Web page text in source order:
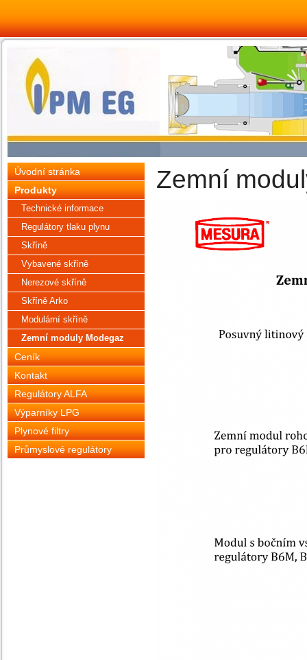
Úvodní stránka
Produkty
Technické informace
Regulátory tlaku plynu
Skříně
Vybavené skříně
Nerezové skříně
Skříně Arko
Modulární skříně
Zemní moduly Modegaz
Ceník
Kontakt
Regulátory ALFA
Výparníky LPG
Plynové filtry
Průmyslové regulátory
Zemní